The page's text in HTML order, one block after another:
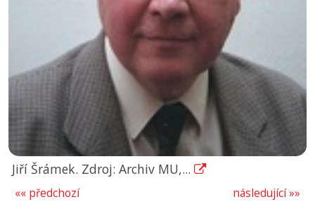
Jiří Šrámek. Zdroj: Archiv MU,...
následující »»
«« předchozí